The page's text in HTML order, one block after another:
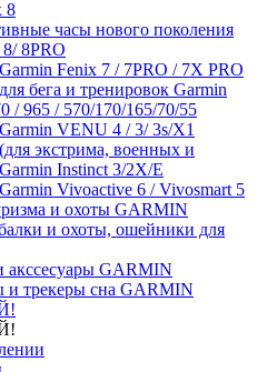
8
часы нового поколения
8PRO
Fenix 7 / 7PRO / 7X PRO
бега и тренировок Garmin
/ 965 / 570/170/165/70/55
VENU 4 / 3/ 3s/X1
экстрима, военных и
Instinct 3/2X/E
Vivoactive 6 / Vivosmart 5
и охоты GARMIN
и охоты, ошейники для
GARMIN
и трекеры сна GARMIN